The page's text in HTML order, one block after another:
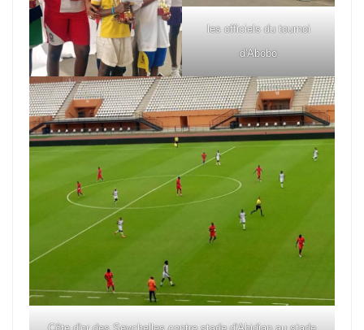
les officiels du tournoi
d'Abobo